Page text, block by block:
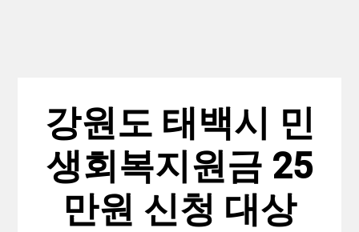
강원도 태백시 민
생회복지원금 25
만원 신청 대상